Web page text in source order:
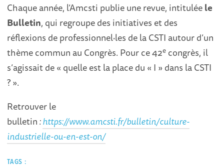
Chaque année, l’Amcsti publie une revue, intituléele
Bulletin, qui regroupe des initiatives et des
réflexions de professionnel·les de la CSTI autour d’un
thème commun au Congrès. Pour ce 42e congrès, il
s’agissait de « quelle est la place du « I » dans la CSTI
? ».
Retrouver le
bulletin:https://www.amcsti.fr/bulletin/culture-
industrielle-ou-en-est-on/
TAGS :